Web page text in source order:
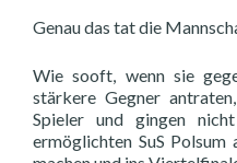
Genau das tat die
Wie sooft, wenn sie
stärkere Gegner
Spieler und gingen
ermöglichten SuS Polsum